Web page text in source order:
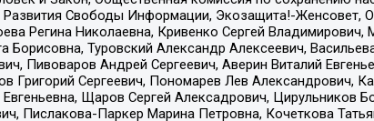
Развития Свободы Информации, Экозащита!-Женсовет,
Регина Николаевна, Кривенко Сергей
Туровский Александр Алексеевич,
Пивоваров Андрей Сергеевич, Аверин Виталий
Сергеевич, Пономарев Лев Александрович,
Щаров Сергей Алексадрович, Цирульников
Пислакова-Паркер Марина Петровна, Кочеткова